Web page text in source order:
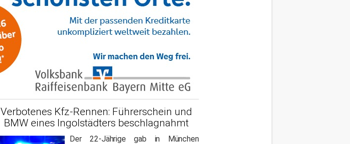
Verbotenes Kfz-Rennen: Führerschein und
BMW eines Ingolstädters beschlagnahmt
Der 22-Jährige gab in München